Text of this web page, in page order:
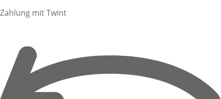
Zahlung mit Twint